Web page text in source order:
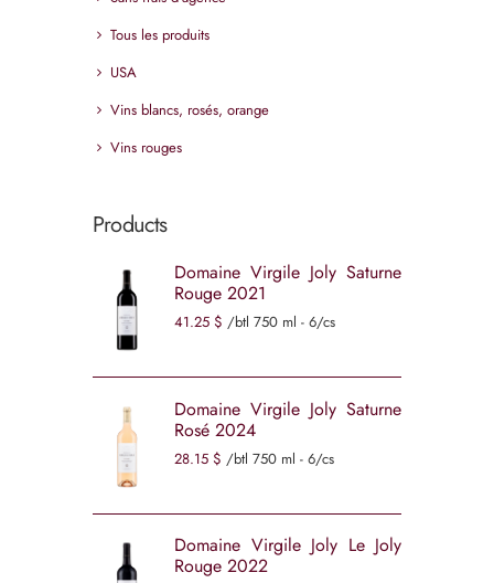
Tous les produits
USA
Vins blancs, rosés, orange
Vins rouges
Products
Domaine Virgile Joly Saturne
Rouge 2021
41 25 $ /btl 750 ml - 6/cs
Domaine Virgile Joly Saturne
Rosé 2024
28 15 $ /btl 750 ml - 6/cs
Domaine Virgile Joly Le Joly
Rouge 2022